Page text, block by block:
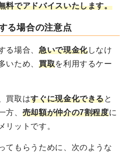
料でアドバイスいたします。
る場合の注意点
る場合、 急いで現金化しなけ
いため、 買取を利用するケー
買取はすぐに現金化できると
方、 売却額が仲介の7割程度に
リットです。
てもらうために、次のような